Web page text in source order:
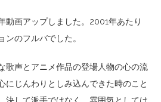
動画アップしました。2001年あたり
ンのフルバでした。
歌声とアニメ作品の登場人物の心の流
にじんわりとしみ込んできた時のこと